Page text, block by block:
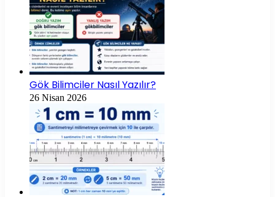
Gök Bilimciler Nasıl Yazılır?
26 Nisan 2026